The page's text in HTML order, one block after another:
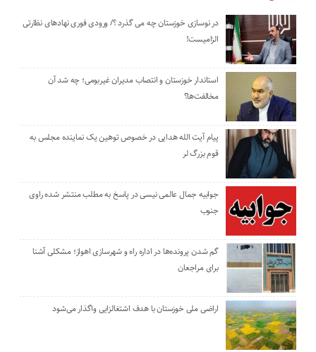
در نوسازی خوزستان چه می گذرد ؟/ ورودی فوری نهادهای نظارتی
الزامیست!
استاندار خوزستان و انتصاب مدیران غیربومی؛ چه شد آن
مخالفت‌ها؟
پیام آیت الله هدایی در خصوص توهین یک نماینده مجلس به
قوم بزرگ لر
جوابیه جمال عالمی نیسی در پاسخ به مطلب منتشر شده راوی
جنوب
گم شدن پرونده‌ها در اداره راه و شهرسازی اهواز؛ مشکلی آشنا
برای مراجعان
اراضی ملی خوزستان با هدف اشتغالزایی واگذار می‌شود